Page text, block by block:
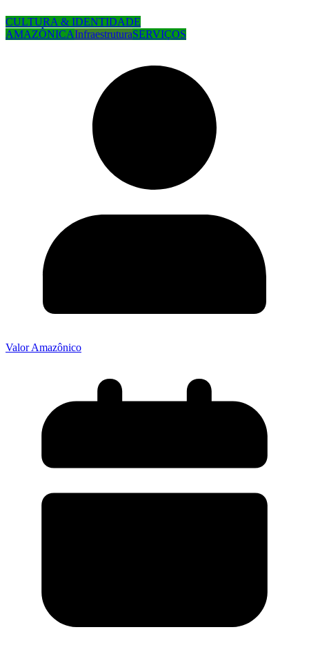
CULTURA & IDENTIDADE
AMAZÔNICAInfraestruturaSERVIÇOS
Valor Amazônico